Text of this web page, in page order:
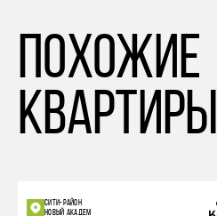
похожие
квартиры
СИТИ-РАЙОН
НОВЫЙ АКАДЕМ